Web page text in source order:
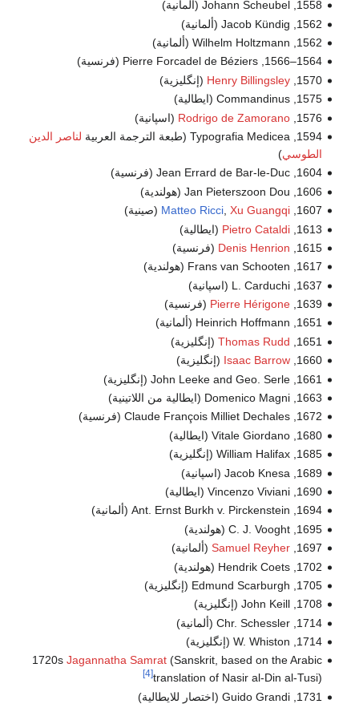
1558, Johann Scheubel (ألمانية)
1562, Jacob Kündig (ألمانية)
1562, Wilhelm Holtzmann (ألمانية)
1564–1566, Pierre Forcadel de Béziers (فرنسية)
1570,
Henry Billingsley (إنگليزية)
1575, Commandinus (ايطالية)
1576,
Rodrigo de Zamorano (اسپانية)
1594, Typografia Medicea (طبعة الترجمة العربية
لناصر الدين
الطوسي)
1604, Jean Errard de Bar-le-Duc (فرنسية)
1606, Jan Pieterszoon Dou (هولندية)
1607,
Matteo Ricci, Xu Guangqi
(صينية)
1613,
Pietro Cataldi (ايطالية)
1615,
Denis Henrion (فرنسية)
1617, Frans van Schooten (هولندية)
1637, L. Carduchi (اسپانية)
1639,
Pierre Hérigone (فرنسية)
1651, Heinrich Hoffmann (ألمانية)
1651,
Thomas Rudd (إنگليزية)
1660,
Isaac Barrow (إنگليزية)
1661, John Leeke and Geo. Serle (إنگليزية)
1663, Domenico Magni (ايطالية من اللاتينية)
1672, Claude François Milliet Dechales (فرنسية)
1680, Vitale Giordano (ايطالية)
1685, William Halifax (إنگليزية)
1689, Jacob Knesa (اسپانية)
1690, Vincenzo Viviani (ايطالية)
1694, Ant. Ernst Burkh v. Pirckenstein (ألمانية)
1695, C. J. Vooght (هولندية)
1697,
Samuel Reyher (ألمانية)
1702, Hendrik Coets (هولندية)
1705, Edmund Scarburgh (إنگليزية)
1708, John Keill (إنگليزية)
1714, Chr. Schessler (ألمانية)
1714, W. Whiston (إنگليزية)
1720s Jagannatha Samrat(Sanskrit, based on the Arabic
translation of Nasir al-Din al-Tusi)
[4]
1731, Guido Grandi (اختصار للايطالية)